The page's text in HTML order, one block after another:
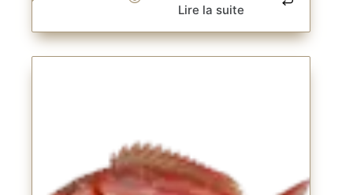
Lire la suite